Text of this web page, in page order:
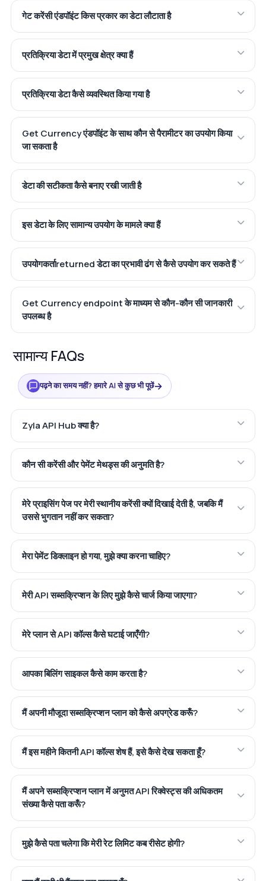
गेट करेंसी एंडपॉइंट किस प्रकार का डेटा लौटाता है
प्रतिक्रिया डेटा में प्रमुख क्षेत्र क्या हैं
प्रतिक्रिया डेटा कैसे व्यवस्थित किया गया है
Get Currency एंडपॉइंट के साथ कौन से पैरामीटर का उपयोग किया
जा सकता है
डेटा की सटीकता कैसे बनाए रखी जाती है
इस डेटा के लिए सामान्य उपयोग के मामले क्या हैं
उपयोगकर्ताreturned डेटा का प्रभावी ढंग से कैसे उपयोग कर सकते हैं
Get Currency endpoint के माध्यम से कौन-कौन सी जानकारी
उपलब्ध है
सामान्य FAQs
पढ़ने का समय नहीं? हमारे AI से कुछ भी पूछें→
Zyla API Hub क्या है?
कौन सी करेंसी और पेमेंट मेथड्स की अनुमति है?
मेरे प्राइसिंग पेज पर मेरी स्थानीय करेंसी क्यों दिखाई देती है, जबकि मैं
उससे भुगतान नहीं कर सकता?
मेरा पेमेंट डिक्लाइन हो गया, मुझे क्या करना चाहिए?
मेरी API सब्सक्रिप्शन के लिए मुझे कैसे चार्ज किया जाएगा?
मेरे प्लान से API कॉल्स कैसे घटाई जाएँगी?
आपका बिलिंग साइकल कैसे काम करता है?
मैं अपनी मौजूदा सब्सक्रिप्शन प्लान को कैसे अपग्रेड करूँ?
मैं इस महीने कितनी API कॉल्स शेष हैं, इसे कैसे देख सकता हूँ?
मैं अपने सब्सक्रिप्शन प्लान में अनुमत API रिक्वेस्ट्स की अधिकतम
संख्या कैसे पता करूँ?
मुझे कैसे पता चलेगा कि मेरी रेट लिमिट कब रीसेट होगी?